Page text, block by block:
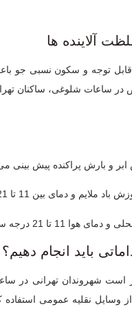
آلاینده ها
قابل توجه و سکون نسبی جو
ساعات شلوغی، ساکنان تهران
ابر و بارش پراکنده پیش بینی
بین 11 تا 21 درجه سانتیگراد.
تا 21 درجه سانتیگراد.
باید انجام دهیم؟
شهروندان تهرانی در
وسایل نقلیه عمومی استفاده